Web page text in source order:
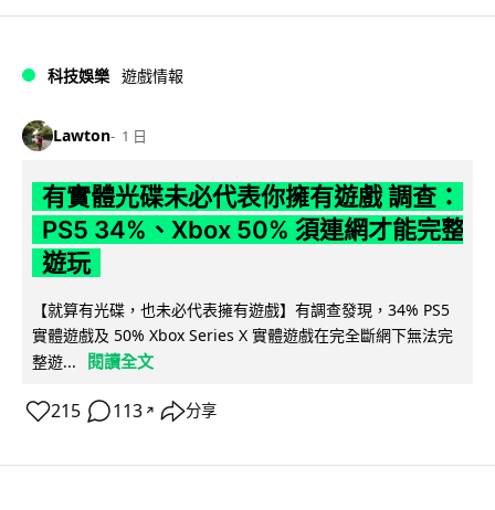
科技娛樂 遊戲情報
Lawton 1 日
有實體光碟未必代表你擁有遊戲 調查：
PS5 34%、Xbox 50% 須連網才能完整
遊玩
【就算有光碟，也未必代表擁有遊戲】有調查發現，34% PS5
實體遊戲及 50% Xbox Series X 實體遊戲在完全斷網下無法完
整遊...
閱讀全文
215 113 ↗ 分享